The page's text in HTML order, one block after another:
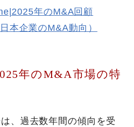
年のM&A回顧
本企業のM&A動向）
年のM&A市場の特
、過去数年間の傾向を受